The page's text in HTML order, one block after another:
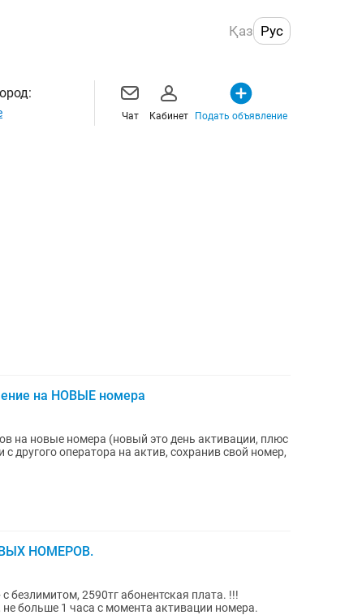
Қаз Рус
Чат Кабинет Подать объявление
на НОВЫЕ номера
на новые номера (новый это день активации, плюс
НОМЕРОВ.
2590тг абонентская плата. !!!
больше 1 часа с момента активации номера.